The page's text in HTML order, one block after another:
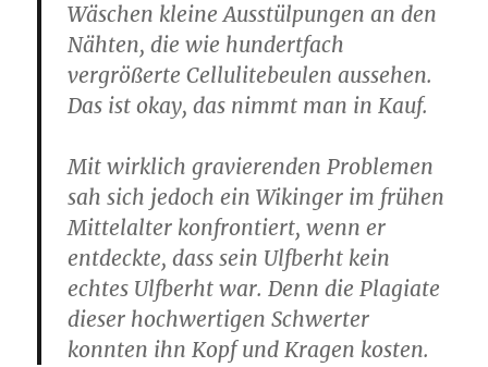
Wäschen kleine Ausstülpungen an den
Nähten, die wie hundertfach
vergrößerte Cellulitebeulen aussehen.
Das ist okay, das nimmt man in Kauf.
Mit wirklich gravierenden Problemen
sah sich jedoch ein Wikinger im frühen
Mittelalter konfrontiert, wenn er
entdeckte, dass sein Ulfberht kein
echtes Ulfberht war. Denn die Plagiate
dieser hochwertigen Schwerter
konnten ihn Kopf und Kragen kosten.